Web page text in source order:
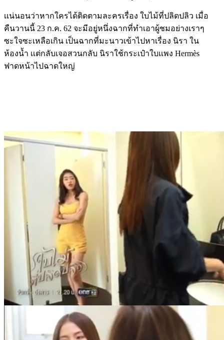
เเน่นอนว่าหากใครได้ติดตามละครเรื่อง ใบไม้ที่ปลิดปลิว เมื่อ
คืนวานนี้ 23 ก.ค. 62 จะมีอยู่หนึ่งฉากที่ทำเอาผู้ชมอย่างเราๆ
ซะใจซะเหลือเกิน เป็นฉากที่มะนาวเข้าไปหาเรื่อง นิรา ใน
ห้องน้ำ เเต่กลับเจอสวนกลับ นิราใช้กระเป๋าใบเเพง Hermès
ฟาดหน้าไปฉาดใหญ่